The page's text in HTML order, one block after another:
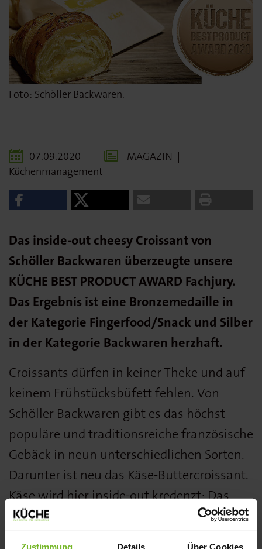
Zustimmung Details Über Cookies
Foto: Schöller Backwaren.
07.09.2020 MAGAZIN |
Küchenmanagement
Das inside-out cheesy Croissant von
Schöller Backwaren überzeugte unsere
KÜCHE BEST PRODUCT AWARD Fachjury.
Das Ergebnis ist eine Bronzemedaille in
der Kategorie Fingerfood/Snack und Silber
in der Kategorie Backwaren herzhaft.
Croissants dürfen in keiner Theke und auf
keinem Frühstücksbüfett fehlen. Von
Schöller Backwaren gibt es das höchst
populäre und traditionsreiche französische
Gebäck in neun unterschiedlichen Sorten.
Darunter ist neu das Käse-Buttercroissant.
Käse wird hier inside-out kredenzt: Das
rustikale Buttercroissant mit einer
würzigen Gouda-­Füllung ist vorgegärt und